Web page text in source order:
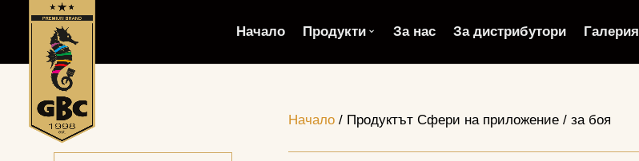
Начало Продукти За нас За дистрибутори Галерия
Начало/ Продуктът Сфери на приложение / за боя